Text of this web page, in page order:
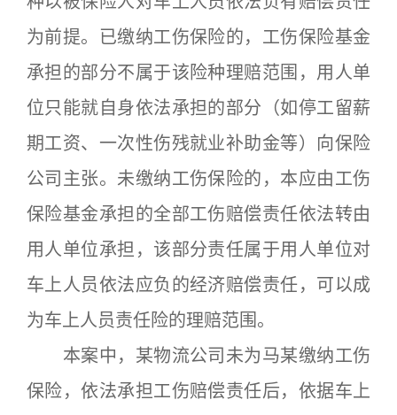
为前提。已缴纳工伤保险的，工伤保险基金
承担的部分不属于该险种理赔范围，用人单
位只能就自身依法承担的部分（如停工留薪
期工资、一次性伤残就业补助金等）向保险
公司主张。未缴纳工伤保险的，本应由工伤
保险基金承担的全部工伤赔偿责任依法转由
用人单位承担，该部分责任属于用人单位对
车上人员依法应负的经济赔偿责任，可以成
为车上人员责任险的理赔范围。
本案中，某物流公司未为马某缴纳工伤
保险，依法承担工伤赔偿责任后，依据车上